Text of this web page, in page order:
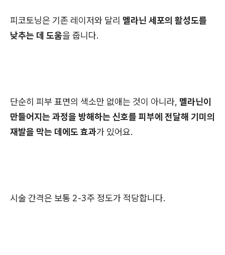
피코토닝은 기존 레이저와 달리 멜라닌 세포의 활성도를
낮추는 데 도움을 줍니다.
단순히 피부 표면의 색소만 없애는 것이 아니라, 멜라닌이
만들어지는 과정을 방해하는 신호를 피부에 전달해 기미의
재발을 막는 데에도 효과가 있어요.
시술 간격은 보통 2-3주 정도가 적당합니다.